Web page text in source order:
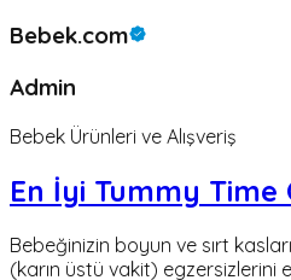
Bebek.com
Admin
Bebek Ürünleri ve Alışveriş
En İyi Tummy Time
Bebeğinizin boyun ve sırt
(karın üstü vakit) egzersizlerini